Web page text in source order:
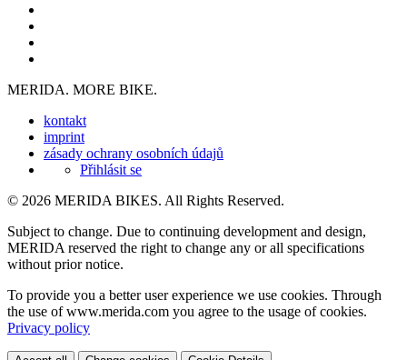
MERIDA. MORE BIKE.
kontakt
imprint
zásady ochrany osobních údajů
Přihlásit se
© 2026 MERIDA BIKES. All Rights Reserved.
Subject to change. Due to continuing development and design,
MERIDA reserved the right to change any or all specifications
without prior notice.
To provide you a better user experience we use cookies. Through
the use of www.merida.com you agree to the usage of cookies.
Privacy policy